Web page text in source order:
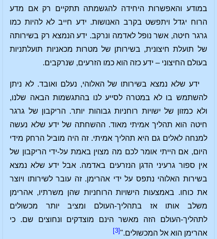
במודע והאפשרות היחידה להגשמתה תתקיים רק אם מדע
הרוח יגדל ויתפשט בקרב האנושות. ידע חייב לא להיות כמו
גרגר חיטה, אשר נופל לאדמה ונרקב. ידע הנמצא רק בשירותה
של תועלת חיצונית, בשירותן של מטרות מכאניות תועלתניות
בעולם החיצוני – ידע כזה הוא כמו הזרעים, שנרקבים.
ידע שלא נמצא בשירותו של האלוהי, נעלם ואובד. לא ניתן
להשתמש בו לא במטרה לסייע לנו בהתגשמות הבאה שלנו,
ולא כמזון של ישויות רוחניות גבוהות יותר. הריקבון של גרגר
חיטה הוא תהליך אמיתי מאוד. ההשחתה של ידע שלא נעשה
למנחה לאלים גם היא תהליך אמיתי. זה היה מוביל הרחק מידי
היום, אם הייתי אומר לכם מה מצוין באמת על-ידי הריקבון של
אין ספור גרעיני הדגן הנזרעים באדמה. אבל ידע שלא נמצא
בשירות האלוהי נתפס על ידי אהרימן. זה עובר לשירותו ויוצר
את כוחו. באמצעות הישויות הרוחניות שהן משרתיו, אהרימן
משלב אותו אז בתהליך-העולם ומציב יותר מכשולים
לתהליך-העולם הזה מאשר הינם מוצדקים ונחוצים שם. כי
אהרימן הוא אל המכשולים."[3]